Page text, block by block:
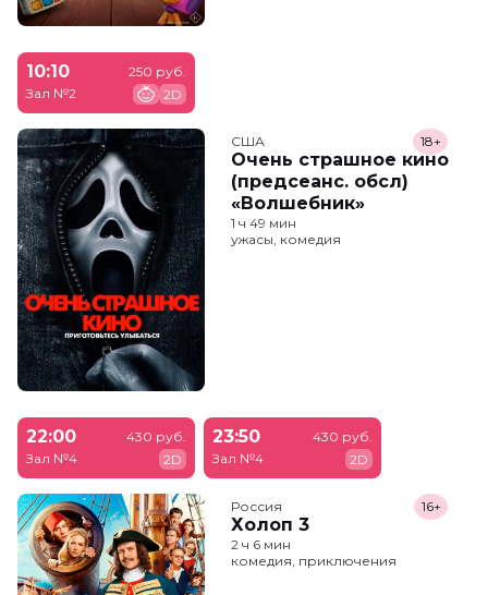
10:10
Зал №2
250 руб.
2D
США
Очень страшное кино
(предсеанс. обсл)
«Волшебник»
18+
1 ч 49 мин
ужасы, комедия
22:00
Зал №4
430 руб.
2D
23:50
Зал №4
430 руб.
2D
Россия
Холоп 3
16+
2 ч 6 мин
комедия, приключения